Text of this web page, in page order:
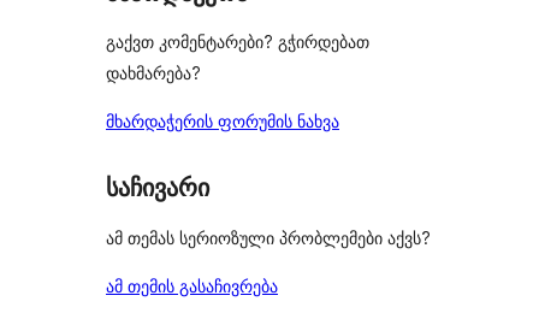
გაქვთ კომენტარები? გჭირდებათ
დახმარება?
მხარდაჭერის ფორუმის ნახვა
საჩივარი
ამ თემას სერიოზული პრობლემები აქვს?
ამ თემის გასაჩივრება